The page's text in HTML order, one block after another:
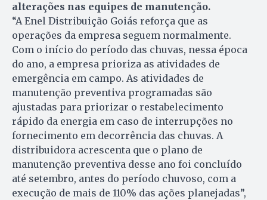
alterações nas equipes de manutenção.
“A Enel Distribuição Goiás reforça que as
operações da empresa seguem normalmente.
Com o início do período das chuvas, nessa época
do ano, a empresa prioriza as atividades de
emergência em campo. As atividades de
manutenção preventiva programadas são
ajustadas para priorizar o restabelecimento
rápido da energia em caso de interrupções no
fornecimento em decorrência das chuvas. A
distribuidora acrescenta que o plano de
manutenção preventiva desse ano foi concluído
até setembro, antes do período chuvoso, com a
execução de mais de 110% das ações planejadas”,